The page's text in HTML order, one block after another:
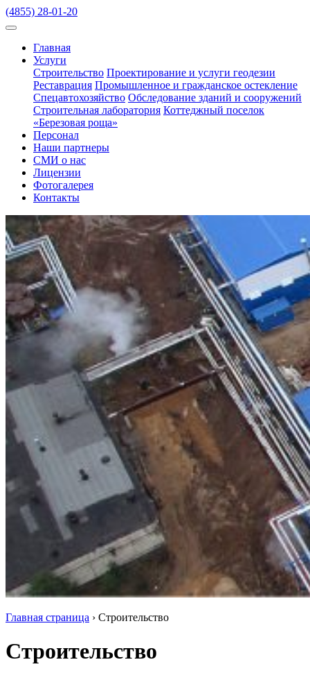
(4855) 28-01-20
Главная
Услуги
Строительство Проектирование и услуги геодезии
Реставрация Промышленное и гражданское остекление
Спецавтохозяйство Обследование зданий и сооружений
Строительная лаборатория Коттеджный поселок
«Березовая роща»
Персонал
Наши партнеры
СМИ о нас
Лицензии
Фотогалерея
Контакты
Главная страница › Строительство
Строительство